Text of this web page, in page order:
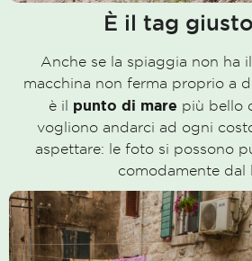
È il tag
Anche se la spiaggia non ha
macchina non ferma proprio a
è il punto di mare più bello
vogliono andarci ad ogni
aspettare: le foto si possono
comodamente dal